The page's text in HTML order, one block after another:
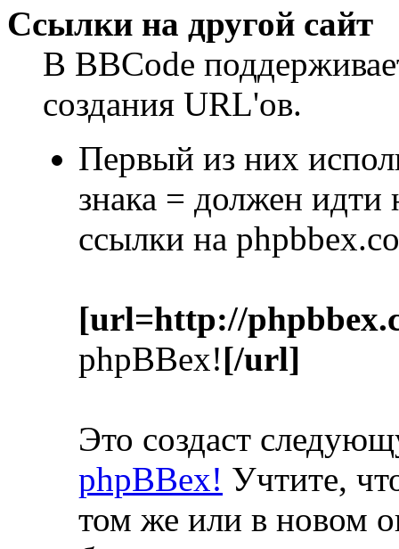
Ссылки на другой сайт
В BBCode
создания URL'ов.
Первый из них
знака = должен
ссылки на
[url=http://
phpBBex![/url]
Это создаст
phpBBex! Учтите,
том же или в новом